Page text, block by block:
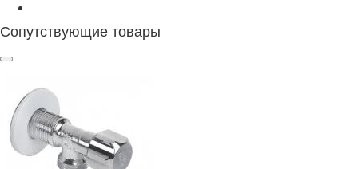
Сопутствующие товары